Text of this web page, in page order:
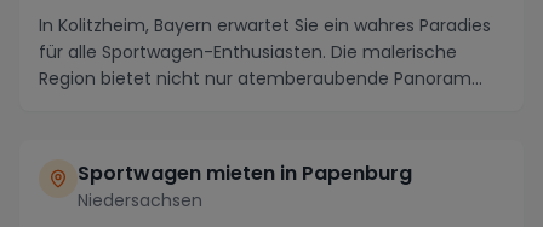
In Kolitzheim, Bayern erwartet Sie ein wahres Paradies
für alle Sportwagen-Enthusiasten. Die malerische
Region bietet nicht nur atemberaubende Panoram...
Sportwagen mieten in Papenburg
Niedersachsen